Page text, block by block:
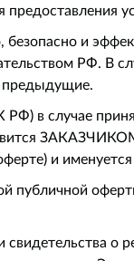
и
РФ. В
предыдущие.
в случае
и
публичной
о